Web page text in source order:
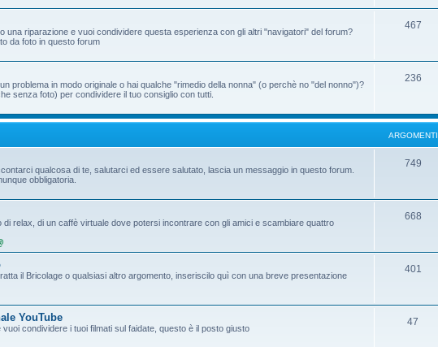
una riparazione e vuoi condividere questa esperienza con gli altri "navigatori" del forum?
da foto in questo forum
467
problema in modo originale o hai qualche "rimedio della nonna" (o perchè no "del nonno")?
senza foto) per condividere il tuo consiglio con tutti.
236
ARGOMENTI
qualcosa di te, salutarci ed essere salutato, lascia un messaggio in questo forum.
obbligatoria.
749
di relax, di un caffè virtuale dove potersi incontrare con gli amici e scambiare quattro
668
il Bricolage o qualsiasi altro argomento, inseriscilo quì con una breve presentazione
401
YouTube
condividere i tuoi filmati sul faidate, questo è il posto giusto
47